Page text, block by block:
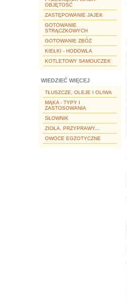
OBJĘTOŚĆ
ZASTĘPOWANIE JAJEK
GOTOWANIE
STRĄCZKOWYCH
GOTOWANIE ZBÓŻ
KIEŁKI - HODOWLA
KOTLETOWY SAMOUCZEK
WIEDZIEĆ WIĘCEJ
TŁUSZCZE, OLEJE I OLIWA
MĄKA - TYPY I
ZASTOSOWANIA
SŁOWNIK
ZIOŁA, PRZYPRAWY...
OWOCE EGZOTYCZNE